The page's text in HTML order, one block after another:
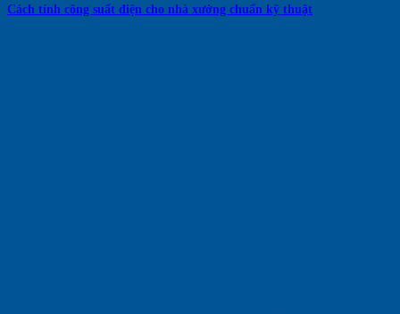
Cách tính công suất điện cho nhà xưởng chuẩn kỹ thuật